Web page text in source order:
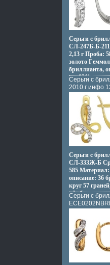
Серьги с
СЛ-247Б-Б-
2,13 г Проба:
золото
бриллианта,
вес 0211
16
граней, вес
Серьги с
2010 г инфо
Серьги с
СЛ-333Ж-Б
585 Материал:
описание: 36
круг 57
вфибз чистота
Серьги с